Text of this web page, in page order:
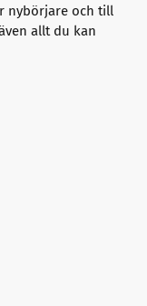
nybörjare och till
allt du kan